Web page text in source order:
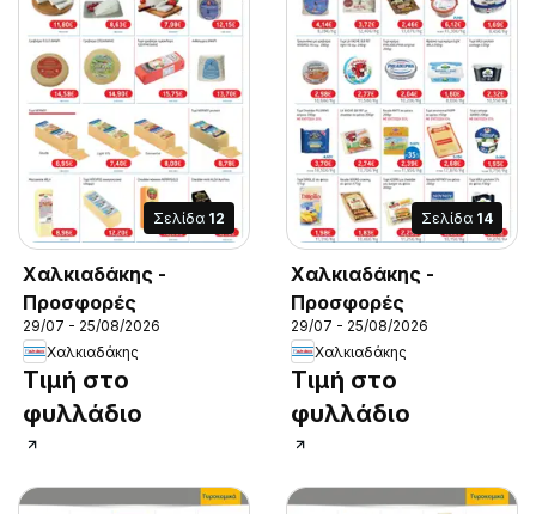
Σελίδα 12
Χαλκιαδάκης -
Προσφορές
29/07 - 25/08/2026
Χαλκιαδάκης
Τιμή στο
φυλλάδιο
Σελίδα 14
Χαλκιαδάκης -
Προσφορές
29/07 - 25/08/2026
Χαλκιαδάκης
Τιμή στο
φυλλάδιο